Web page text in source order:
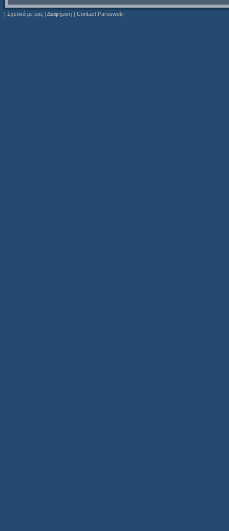
| Σχετικά με μας | Διαφήμιση | Contact Parosweb |